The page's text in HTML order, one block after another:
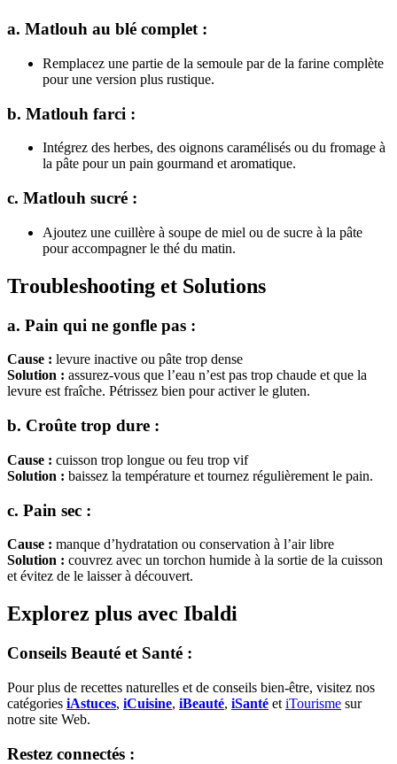
a. Matlouh au blé complet :
Remplacez une partie de la semoule par de la farine complète
pour une version plus rustique.
b. Matlouh farci :
Intégrez des herbes, des oignons caramélisés ou du fromage à
la pâte pour un pain gourmand et aromatique.
c. Matlouh sucré :
Ajoutez une cuillère à soupe de miel ou de sucre à la pâte
pour accompagner le thé du matin.
Troubleshooting et Solutions
a. Pain qui ne gonfle pas :
Cause : levure inactive ou pâte trop dense
Solution : assurez-vous que l’eau n’est pas trop chaude et que la
levure est fraîche. Pétrissez bien pour activer le gluten.
b. Croûte trop dure :
Cause : cuisson trop longue ou feu trop vif
Solution : baissez la température et tournez régulièrement le pain.
c. Pain sec :
Cause : manque d’hydratation ou conservation à l’air libre
Solution : couvrez avec un torchon humide à la sortie de la cuisson
et évitez de le laisser à découvert.
Explorez plus avec Ibaldi
Conseils Beauté et Santé :
Pour plus de recettes naturelles et de conseils bien-être, visitez nos
catégories iAstuces, iCuisine, iBeauté, iSanté et iTourisme sur
notre site Web.
Restez connectés :